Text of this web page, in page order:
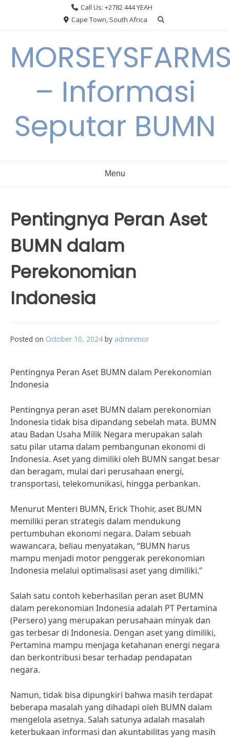
Call Us: +2782 444 YEAH
Cape Town, South Africa
– Informasi
Seputar BUMN
Menu
Pentingnya Peran Aset
BUMN dalam
Perekonomian
Indonesia
Posted on October 10, 2024 by adminmor
Pentingnya Peran Aset BUMN dalam Perekonomian
Indonesia
Pentingnya peran aset BUMN dalam perekonomian
Indonesia tidak bisa dipandang sebelah mata. BUMN
atau Badan Usaha Milik Negara merupakan salah
satu pilar utama dalam pembangunan ekonomi di
Indonesia. Aset yang dimiliki oleh BUMN sangat besar
dan beragam, mulai dari perusahaan energi,
transportasi, telekomunikasi, hingga perbankan.
Menurut Menteri BUMN, Erick Thohir, aset BUMN
memiliki peran strategis dalam mendukung
pertumbuhan ekonomi negara. Dalam sebuah
wawancara, beliau menyatakan, “BUMN harus
mampu menjadi motor penggerak perekonomian
Indonesia melalui optimalisasi aset yang dimiliki.”
Salah satu contoh keberhasilan peran aset BUMN
dalam perekonomian Indonesia adalah PT Pertamina
(Persero) yang merupakan perusahaan minyak dan
gas terbesar di Indonesia. Dengan aset yang dimiliki,
Pertamina mampu menjaga ketahanan energi negara
dan berkontribusi besar terhadap pendapatan
negara.
Namun, tidak bisa dipungkiri bahwa masih terdapat
beberapa masalah yang dihadapi oleh BUMN dalam
mengelola asetnya. Salah satunya adalah masalah
keterbukaan informasi dan akuntabilitas yang masih